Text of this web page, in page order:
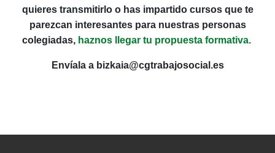
quieres transmitirlo o has impartido cursos que te
parezcan interesantes para nuestras personas
colegiadas, haznos llegar tu propuesta formativa.
Envíala a bizkaia@cgtrabajosocial.es